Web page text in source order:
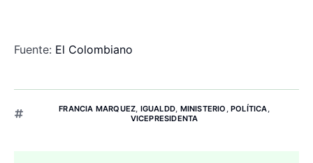
Fuente: El Colombiano
FRANCIA MARQUEZ, IGUALDD, MINISTERIO , POLÍTICA,
VICEPRESIDENTA